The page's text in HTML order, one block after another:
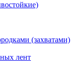
(захватами)
лент